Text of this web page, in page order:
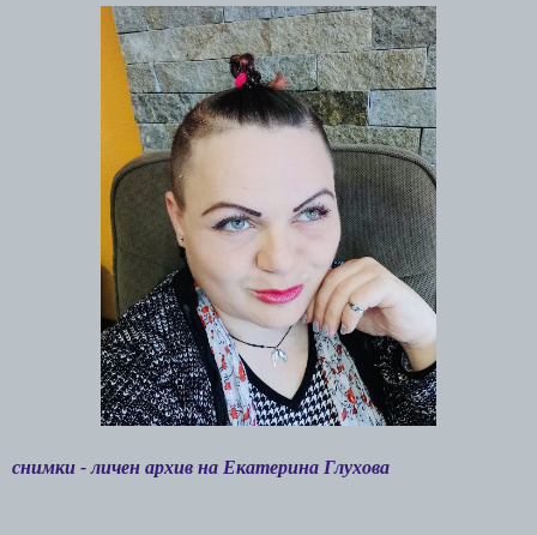
снимки - личен архив на Екатерина Глухова